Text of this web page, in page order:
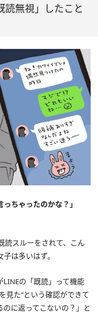
読無視」したこと
ちゃったのかな？」
読スルーをされて、こん
は多いはず。
の「既読」って機能
見た”という確認ができて
に返ってこないの？」と